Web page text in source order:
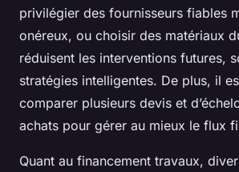
privilégier des fournisseurs fiables
onéreux, ou choisir des matériaux
réduisent les interventions futures,
stratégies intelligentes. De plus, il
comparer plusieurs devis et
achats pour gérer au mieux le flux
Quant au financement travaux,